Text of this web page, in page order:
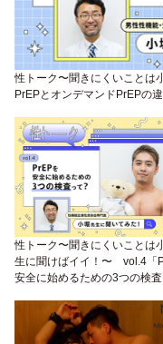
性トーク〜聞きにくいこと
PrEPとオンデマンドPrEPの
性トーク〜聞きにくいことは
生に聞けばイイ！〜 vol.4「
安全に始めるための3つの検